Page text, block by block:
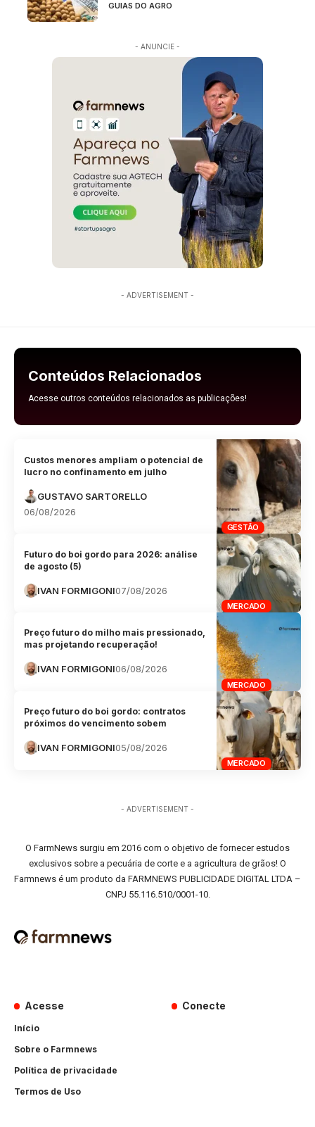
GUIAS DO AGRO
- ANUNCIE -
- ADVERTISEMENT -
Conteúdos Relacionados
Acesse outros conteúdos relacionados as publicações!
GESTÃO
Custos menores ampliam o potencial de
lucro no confinamento em julho
GUSTAVO SARTORELLO
06/08/2026
MERCADO
Futuro do boi gordo para 2026: análise
de agosto (5)
IVAN FORMIGONI07/08/2026
MERCADO
Preço futuro do milho mais pressionado,
mas projetando recuperação!
IVAN FORMIGONI06/08/2026
MERCADO
Preço futuro do boi gordo: contratos
próximos do vencimento sobem
IVAN FORMIGONI05/08/2026
- ADVERTISEMENT -
O FarmNews surgiu em 2016 com o objetivo de fornecer estudos
exclusivos sobre a pecuária de corte e a agricultura de grãos! O
Farmnews é um produto da FARMNEWS PUBLICIDADE DIGITAL LTDA –
CNPJ 55.116.510/0001-10.
Acesse
Início
Sobre o Farmnews
Política de privacidade
Termos de Uso
Conecte